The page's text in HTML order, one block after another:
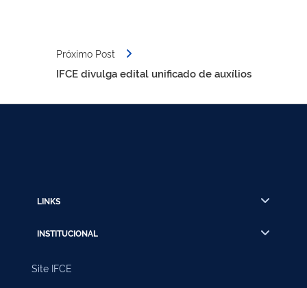
Navegação
Próximo Post
IFCE divulga edital unificado de auxílios
LINKS
INSTITUCIONAL
Site IFCE